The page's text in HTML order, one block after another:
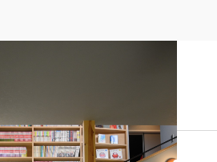
ダウンフロア。